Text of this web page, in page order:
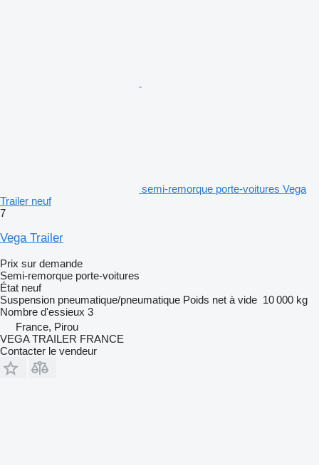
semi-remorque porte-voitures Vega
Trailer neuf
7
Vega Trailer
Prix sur demande
Semi-remorque porte-voitures
État neuf
Suspension pneumatique/pneumatique Poids net à vide 10 000 kg
Nombre d'essieux 3
France, Pirou
VEGA TRAILER FRANCE
Contacter le vendeur